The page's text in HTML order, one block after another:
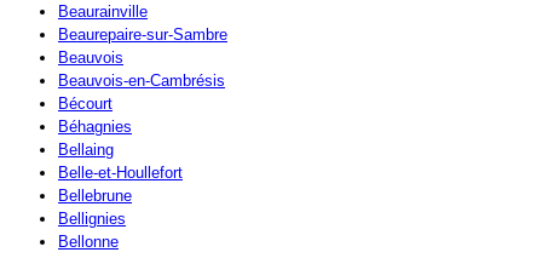
Beaurainville
Beaurepaire-sur-Sambre
Beauvois
Beauvois-en-Cambrésis
Bécourt
Béhagnies
Bellaing
Belle-et-Houllefort
Bellebrune
Bellignies
Bellonne